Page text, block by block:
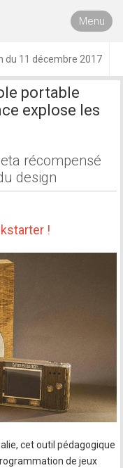
Menu
du 11 décembre 2017
portable
explose les
récompensé
design
!
cet outil pédagogique
de jeux